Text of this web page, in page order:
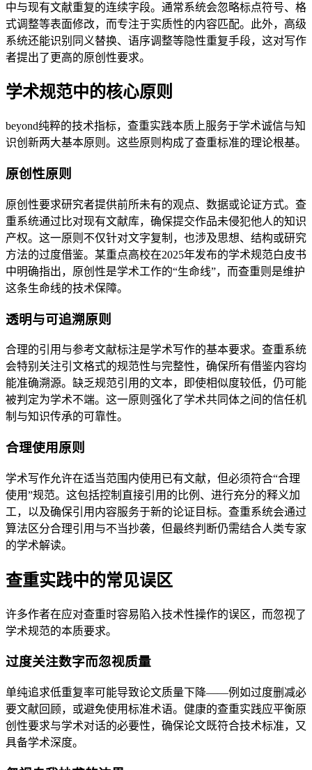
中与现有文献重复的连续字段。通常系统会忽略标点符号、格
式调整等表面修改，而专注于实质性的内容匹配。此外，高级
系统还能识别同义替换、语序调整等隐性重复手段，这对写作
者提出了更高的原创性要求。
学术规范中的核心原则
beyond纯粹的技术指标，查重实践本质上服务于学术诚信与知
识创新两大基本原则。这些原则构成了查重标准的理论根基。
原创性原则
原创性要求研究者提供前所未有的观点、数据或论证方式。查
重系统通过比对现有文献库，确保提交作品未侵犯他人的知识
产权。这一原则不仅针对文字复制，也涉及思想、结构或研究
方法的过度借鉴。某重点高校在2025年发布的学术规范白皮书
中明确指出，原创性是学术工作的“生命线”，而查重则是维护
这条生命线的技术保障。
透明与可追溯原则
合理的引用与参考文献标注是学术写作的基本要求。查重系统
会特别关注引文格式的规范性与完整性，确保所有借鉴内容均
能准确溯源。缺乏规范引用的文本，即使相似度较低，仍可能
被判定为学术不端。这一原则强化了学术共同体之间的信任机
制与知识传承的可靠性。
合理使用原则
学术写作允许在适当范围内使用已有文献，但必须符合“合理
使用”规范。这包括控制直接引用的比例、进行充分的释义加
工，以及确保引用内容服务于新的论证目标。查重系统会通过
算法区分合理引用与不当抄袭，但最终判断仍需结合人类专家
的学术解读。
查重实践中的常见误区
许多作者在应对查重时容易陷入技术性操作的误区，而忽视了
学术规范的本质要求。
过度关注数字而忽视质量
单纯追求低重复率可能导致论文质量下降——例如过度删减必
要文献回顾，或避免使用标准术语。健康的查重实践应平衡原
创性要求与学术对话的必要性，确保论文既符合技术标准，又
具备学术深度。